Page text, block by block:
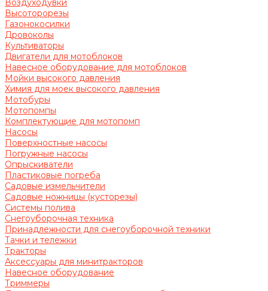
Воздуходувки
Высоторорезы
Газонокосилки
Дровоколы
Культиваторы
Двигатели для мотоблоков
Навесное оборудование для мотоблоков
Мойки высокого давления
Химия для моек высокого давления
Мотобуры
Мотопомпы
Комплектующие для мотопомп
Насосы
Поверхностные насосы
Погружные насосы
Опрыскиватели
Пластиковые погреба
Садовые измельчители
Садовые ножницы (кусторезы)
Системы полива
Снегоуборочная техника
Принадлежности для снегоуборочной техники
Тачки и тележки
Тракторы
Аксессуары для минитракторов
Навесное оборудование
Триммеры